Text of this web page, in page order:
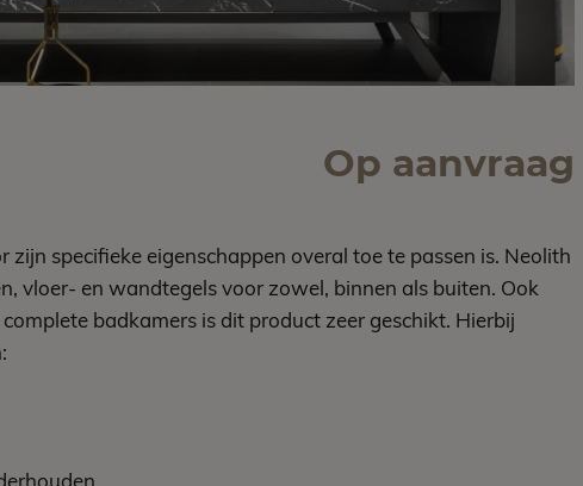
Op aanvraag
specifieke eigenschappen overal toe te passen is. Neolith
vloer- en wandtegels voor zowel, binnen als buiten. Ook
badkamers is dit product zeer geschikt. Hierbij